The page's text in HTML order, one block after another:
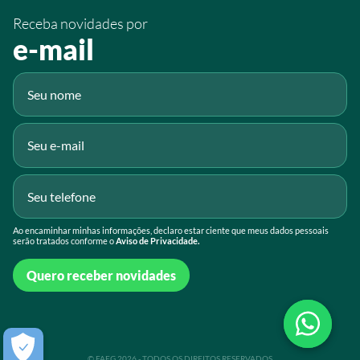
Receba novidades por
e-mail
Ao encaminhar minhas informações, declaro estar ciente que meus dados pessoais
serão tratados conforme oAviso de Privacidade.
Quero receber novidades